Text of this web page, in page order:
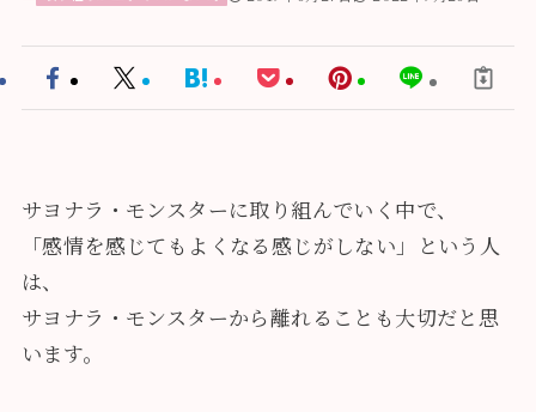
サヨナラ・モンスターに取り組んでいく中で、
「感情を感じてもよくなる感じがしない」という人
は、
サヨナラ・モンスターから離れることも大切だと思
います。